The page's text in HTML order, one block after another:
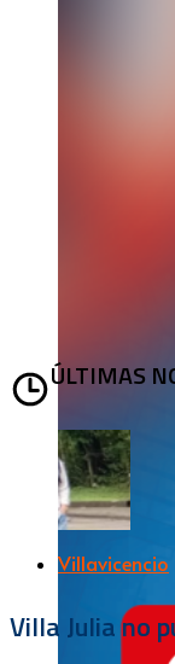
ÚLTIMAS
Villavicencio
Villa Julia no